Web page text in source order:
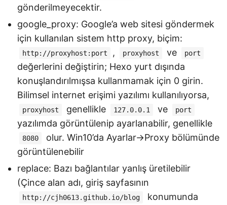
gönderilmeyecektir.
google_proxy: Google’a web sitesi göndermek
için kullanılan sistem http proxy, biçim:
http://proxyhost:port , proxyhost ve port
değerlerini değiştirin; Hexo yurt dışında
konuşlandırılmışsa kullanmamak için 0 girin.
Bilimsel internet erişimi yazılımı kullanılıyorsa,
proxyhost genellikle 127.0.0.1 ve port
yazılımda görüntülenip ayarlanabilir, genellikle
8080
olur. Win10’da Ayarlar->Proxy bölümünde
görüntülenebilir
replace: Bazı bağlantılar yanlış üretilebilir
(Çince alan adı, giriş sayfasının
http://cjh0613.github.io/blog
konumunda